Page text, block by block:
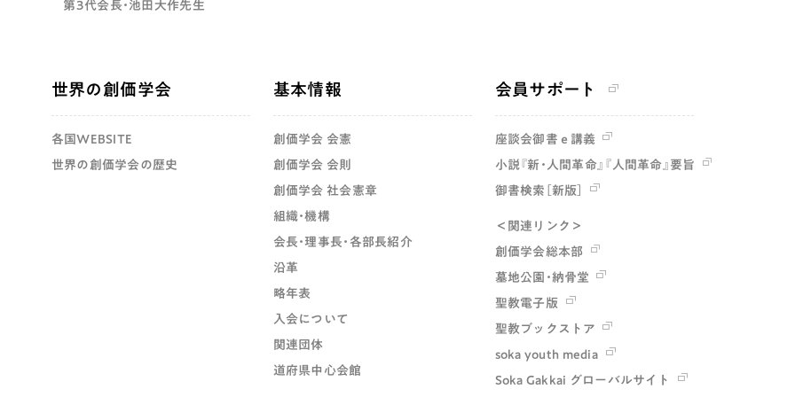
第3代会長・池田大作先生
世界の創価学会
各国WEBSITE
世界の創価学会の歴史
基本情報
創価学会 会憲
創価学会 会則
創価学会 社会憲章
組織・機構
会長・理事長・各部長紹介
沿革
略年表
入会について
関連団体
道府県中心会館
会員サポート
座談会御書ｅ講義
小説『新・人間革命』『人間革命』要旨
御書検索［新版］
＜関連リンク＞
創価学会総本部
墓地公園・納骨堂
聖教電子版
聖教ブックストア
soka youth media
Soka Gakkai グローバルサイト